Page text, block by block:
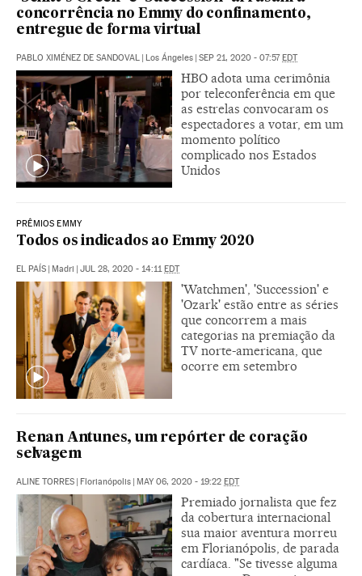
concorrência no Emmy do confinamento,
entregue de forma virtual
PABLO XIMÉNEZ DE SANDOVAL | Los Ángeles | SEP 21, 2020 - 07:57EDT
HBO adota uma cerimônia
por teleconferência em que
as estrelas convocaram os
espectadores a votar, em um
momento político
complicado nos Estados
Unidos
PRÊMIOS EMMY
Todos os indicados ao Emmy 2020
EL PAÍS | Madri | JUL 28, 2020 - 14:11EDT
'Watchmen', 'Succession' e
'Ozark' estão entre as séries
que concorrem a mais
categorias na premiação da
TV norte-americana, que
ocorre em setembro
Renan Antunes, um repórter de coração
selvagem
ALINE TORRES | Florianópolis | MAY 06, 2020 - 19:22 EDT
Premiado jornalista que fez
da cobertura internacional
sua maior aventura morreu
em Florianópolis, de parada
cardíaca. "Se tivesse alguma